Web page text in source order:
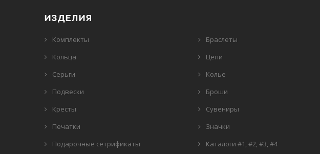
ИЗДЕЛИЯ
Комплекты
Кольца
Серьги
Подвески
Кресты
Печатки
Подарочные сетрификаты
Браслеты
Цепи
Колье
Броши
Сувениры
Значки
Каталоги #1, #2, #3, #4